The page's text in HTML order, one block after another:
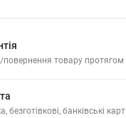
повернення товару протягом
безготівкові, банківські